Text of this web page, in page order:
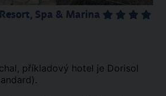
Spa & Marina
příkladový hotel je Dorisol